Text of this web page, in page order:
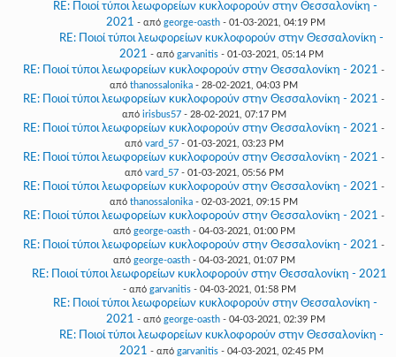
RE: Ποιοί τύποι λεωφορείων κυκλοφορούν στην Θεσσαλονίκη -
2021 - από george-oasth- 01-03-2021, 04:19 PM
RE: Ποιοί τύποι λεωφορείων κυκλοφορούν στην Θεσσαλονίκη -
2021 - από garvanitis- 01-03-2021, 05:14 PM
RE: Ποιοί τύποι λεωφορείων κυκλοφορούν στην Θεσσαλονίκη - 2021 -
από thanossalonika - 28-02-2021, 04:03 PM
RE: Ποιοί τύποι λεωφορείων κυκλοφορούν στην Θεσσαλονίκη - 2021 -
από irisbus57- 28-02-2021, 07:17 PM
RE: Ποιοί τύποι λεωφορείων κυκλοφορούν στην Θεσσαλονίκη - 2021 -
από vard_57- 01-03-2021, 03:23 PM
RE: Ποιοί τύποι λεωφορείων κυκλοφορούν στην Θεσσαλονίκη - 2021 -
από vard_57- 01-03-2021, 05:56 PM
RE: Ποιοί τύποι λεωφορείων κυκλοφορούν στην Θεσσαλονίκη - 2021 -
από thanossalonika - 02-03-2021, 09:15 PM
RE: Ποιοί τύποι λεωφορείων κυκλοφορούν στην Θεσσαλονίκη - 2021 -
από george-oasth- 04-03-2021, 01:00 PM
RE: Ποιοί τύποι λεωφορείων κυκλοφορούν στην Θεσσαλονίκη - 2021 -
από george-oasth- 04-03-2021, 01:07 PM
RE: Ποιοί τύποι λεωφορείων κυκλοφορούν στην Θεσσαλονίκη - 2021
- από garvanitis - 04-03-2021, 01:58 PM
RE: Ποιοί τύποι λεωφορείων κυκλοφορούν στην Θεσσαλονίκη -
2021 - από george-oasth- 04-03-2021, 02:39 PM
RE: Ποιοί τύποι λεωφορείων κυκλοφορούν στην Θεσσαλονίκη -
2021 - από garvanitis- 04-03-2021, 02:45 PM